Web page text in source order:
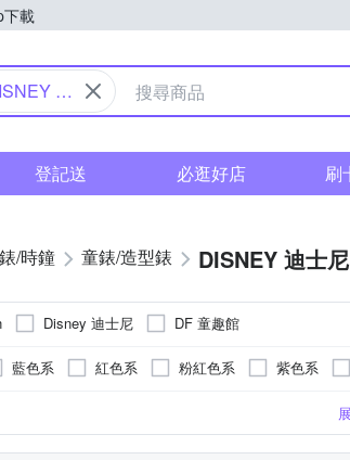
載
物中心
迪
登記送 必逛好店 刷
/時鐘 童錶/造型錶 DISNEY 迪士尼
Disney 迪士尼 DF 童趣館
藍色系 紅色系 粉紅色系 紫色系